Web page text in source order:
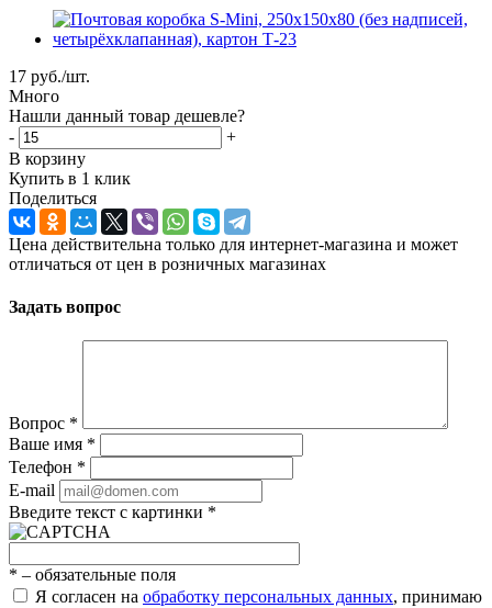
17 руб./шт.
Много
Нашли данный товар дешевле?
-
+
В корзину
Купить в 1 клик
Поделиться
Цена действительна только для интернет-магазина и может
отличаться от цен в розничных магазинах
Задать вопрос
Вопрос *
Ваше имя *
Телефон *
E-mail
Введите текст с картинки *
* – обязательные поля
Я согласен на обработку персональных данных, принимаю